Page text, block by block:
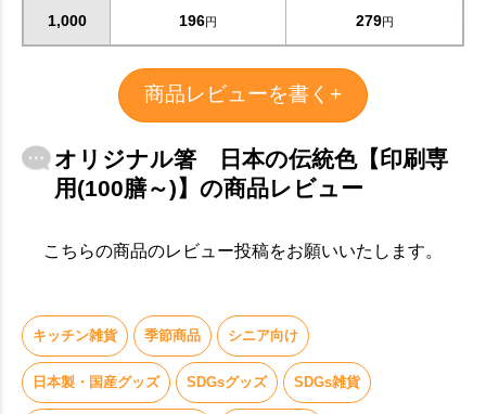
1,000 196円 279円
商品レビューを書く+
オリジナル箸 日本の伝統色【印刷専
用(100膳～)】の商品レビュー
こちらの商品のレビュー投稿をお願いいたします。
キッチン雑貨 季節商品 シニア向け
日本製・国産グッズ SDGsグッズ SDGs雑貨